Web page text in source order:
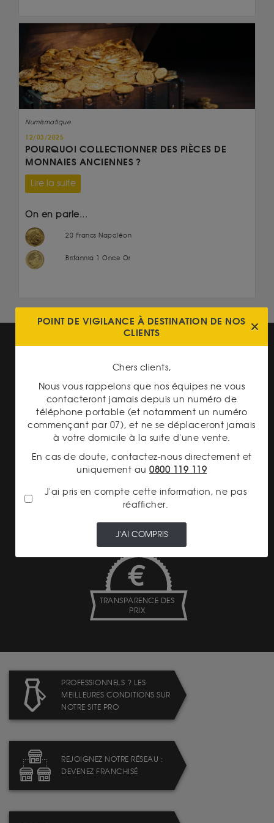
Numismatique
12/03/2025
POURQUOI COLLECTIONNER DES PIÈCES DE
MONNAIES ANCIENNES ?
Lire la suite
On en parle...
20 Francs Napoléon
Britannia 1 Once Or
LIVRAISON ASSURÉE
PAIEMENT SECURISÉ
TRANSPARENCE DES
PRIX
PROFESSIONNELS ? LES
MEILLEURES CONDITIONS SUR
NOTRE SITE PRO
REJOIGNEZ NOTRE RÉSEAU :
DEVENEZ FRANCHISÉ
POINT DE VIGILANCE À DESTINATION DE NOS
CLIENTS
Chers clients,
Nous vous rappelons que nos équipes ne vous
contacteront jamais depuis un numéro de
téléphone portable (et notamment un numéro
commençant par 07), et ne se déplaceront jamais
à votre domicile à la suite d'une vente.
En cas de doute, contactez-nous directement et
uniquement au 0800 119 119
J'ai pris en compte cette information, ne pas
réafficher.
J'AI COMPRIS